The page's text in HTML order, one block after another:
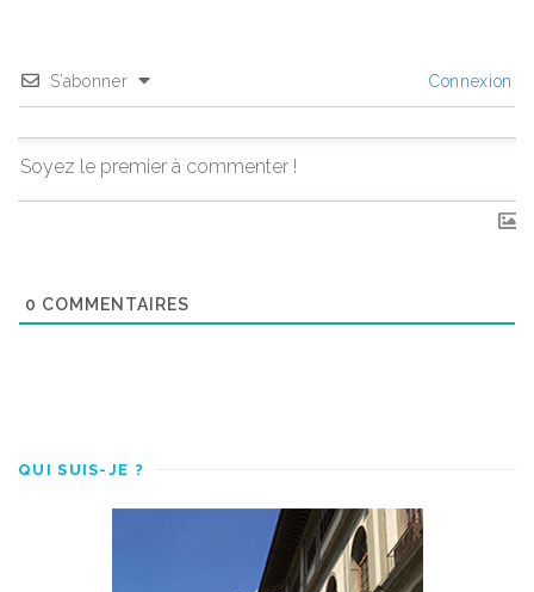
S’abonner Connexion
0 COMMENTAIRES
QUI SUIS-JE ?